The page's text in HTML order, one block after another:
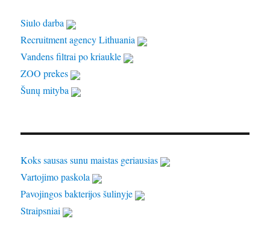
Siulo darba
Recruitment agency Lithuania
Vandens filtrai po kriaukle
ZOO prekes
Šunų mityba
Koks sausas sunu maistas geriausias
Vartojimo paskola
Pavojingos bakterijos šulinyje
Straipsniai